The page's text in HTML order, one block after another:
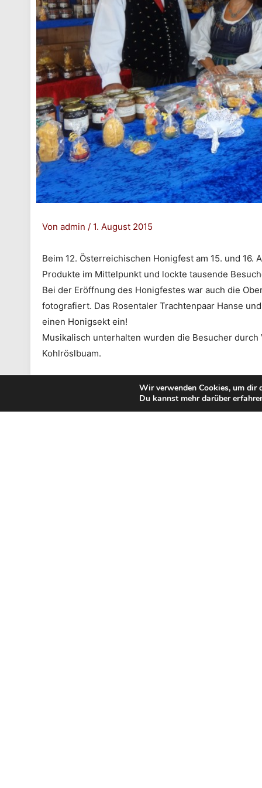
Von admin / 1. August 2015
Beim 12. Österreichischen Honigfest am 15. und
Produkte im Mittelpunkt und lockte tausende
Bei der Eröffnung des Honigfestes war auch die
fotografiert. Das Rosentaler Trachtenpaar Hanse
einen Honigsekt ein!
Musikalisch unterhalten wurden die Besucher
Kohlröslbuam.
Wir verwenden Cookies, um dir
Du kannst mehr darüber